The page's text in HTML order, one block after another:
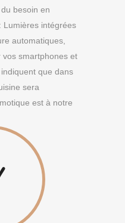
besoin en
Lumières intégrées
automatiques,
vos smartphones et
que dans
sera
est à notre